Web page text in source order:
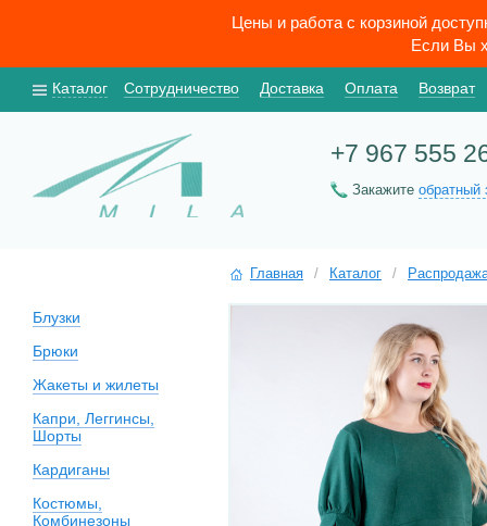
Цены и работа с корзиной
Если Вы
Каталог Сотрудничество Доставка Оплата Возврат
+7 967 555
Закажите обратный
Блузки
Брюки
Жакеты и жилеты
Капри, Леггинсы,
Шорты
Кардиганы
Костюмы,
Комбинезоны
Главная / Каталог /